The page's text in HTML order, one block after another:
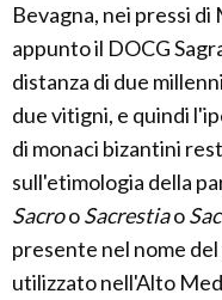
Bevagna, nei pressi
appunto il DOCG
distanza di due
due vitigni, e quindi
di monaci bizantini
sull'etimologia della
SacrooSacrestiao
presente nel nome
utilizzato nell'Alto